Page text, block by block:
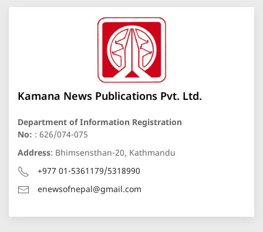
Kamana News Publications Pvt. Ltd.
Department of Information Registration
No: : 626/074-075
Address: Bhimsensthan-20, Kathmandu
+977 01-5361179/5318990
enewsofnepal@gmail.com